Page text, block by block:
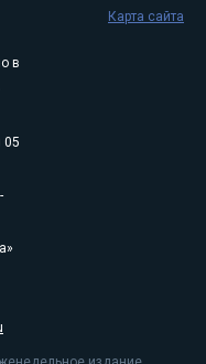
в
05
Карта сайта